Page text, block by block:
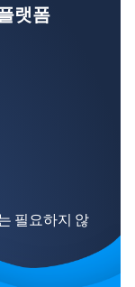
랫폼
필요하지 않